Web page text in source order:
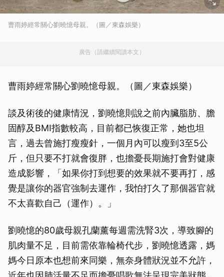
曹雨婷經常關心劉曉憶母親。（圖／東森娛樂）
廣告（請繼續閱讀本文）
曹雨婷經常關心劉曉憶母親。（圖／東森娛樂）
談及術後的健康情況，劉曉憶則說之前內臟脂肪、膽
固醇及BMI指數較高，目前都已恢復正常，她也坦
言，過去曾施打瘦瘦針，一個月內可以瘦到3至5公
斤，但只要不打就會復胖，也擔憂長期施打會對健康
造成影響，「如果你打到想要的效果就不要再打，感
覺是讓你的器官強制去運作，我怕打久了那個器官就
不太喜歡自己（運作）。」
劉曉憶的80歲母親孔蘭薰每週需洗腎3次，導致腳的
肌肉量不足，目前需依靠輪椅代步，劉曉憶透露，媽
媽今日原本也想前來同樂，無奈身體狀況並不允許，